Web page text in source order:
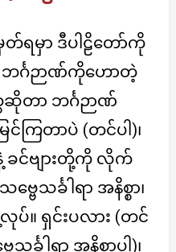
တ်ရမှာ ဒီပါဠိတော်ကို
ဘင်္ဂဉာဏ်ကိုဟောတဲ့
စဆိုတာ ဘင်္ဂဉာဏ်
င်ကြတာပဲ (တင်ပါ)၊
ခင်ဗျားတို့ကို လိုက်
ေသင်္ခါရာ အနိစ္စာ၊
။ ရှင်းပလား (တင်
သင်္ခါရာ အနိစ္စာပါ)၊